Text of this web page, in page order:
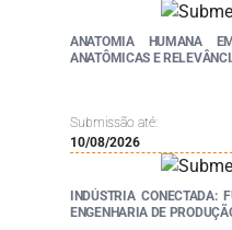
ANATOMIA HUMANA
ANATÔMICAS E
Submissão até:
10/08/2026
INDÚSTRIA CONECTADA:
ENGENHARIA DE